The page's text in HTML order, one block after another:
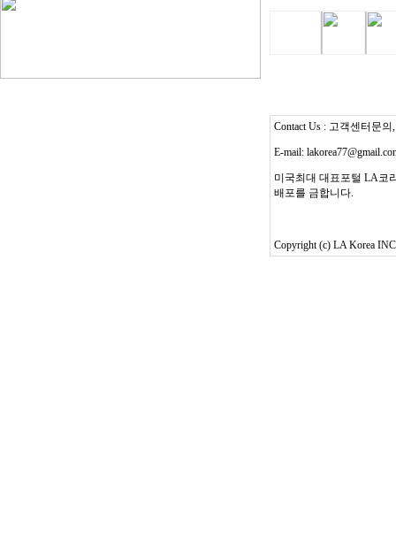
Contact Us : 고객센터문의
E-mail:
미국최대 대표포털 LA코
배포를 금합니다.
Copyright (c) LA Korea